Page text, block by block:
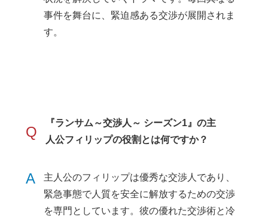
事件を舞台に、緊迫感ある交渉が展開されま
す。
Q
『ランサム～交渉人～ シーズン1』の主
人公フィリップの役割とは何ですか？
A
主人公のフィリップは優秀な交渉人であり、
緊急事態で人質を安全に解放するための交渉
を専門としています。彼の優れた交渉術と冷